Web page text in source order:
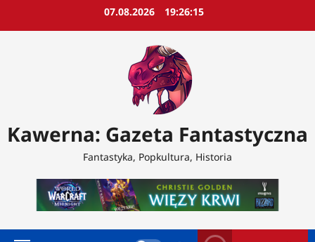
07.08.2026 19:26:16
Kawerna: Gazeta Fantastyczna
Fantastyka, Popkultura, Historia